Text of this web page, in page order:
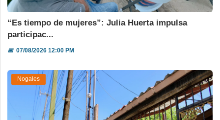
“Es tiempo de mujeres”: Julia Huerta impulsa
participac...
📅07/08/2026 12:00 PM
Nogales